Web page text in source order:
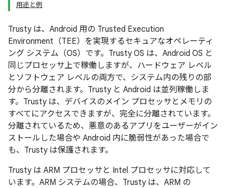
用途と例
Trusty は、Android 用の Trusted Execution
Environment（TEE）を実現するセキュアなオペレーティ
ング システム（OS）です。Trusty OS は、Android OS と
同じプロセッサ上で稼働しますが、ハードウェア レベル
とソフトウェア レベルの両方で、システム内の残りの部
分から分離されます。Trusty と Android は並列稼働しま
す。Trusty は、デバイスのメイン プロセッサとメモリの
すべてにアクセスできますが、完全に分離されています。
分離されているため、悪意のあるアプリをユーザーがイン
ストールした場合や Android 内に脆弱性があった場合で
も、Trusty は保護されます。
Trusty は ARM プロセッサと Intel プロセッサに対応して
います。ARM システムの場合、Trusty は、ARM の